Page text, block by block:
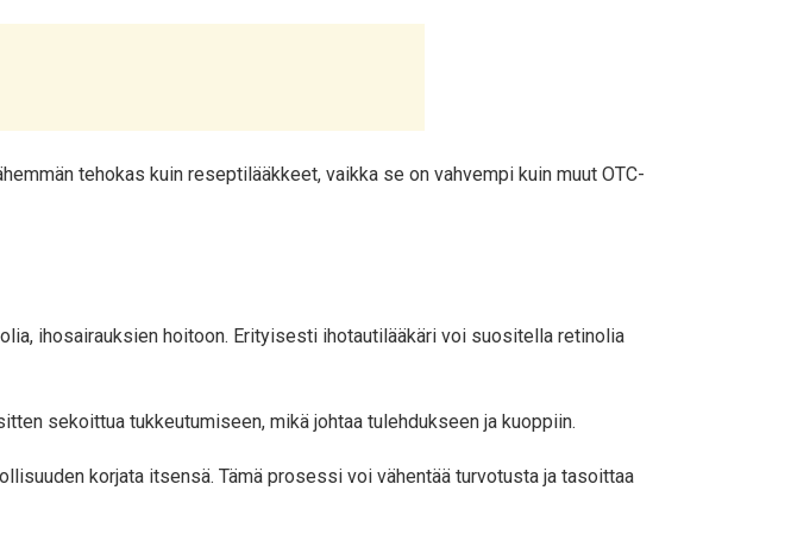
tehokas kuin reseptilääkkeet, vaikka se on vahvempi kuin muut OTC-
ihosairauksien hoitoon. Erityisesti ihotautilääkäri voi suositella retinolia
sekoittua tukkeutumiseen, mikä johtaa tulehdukseen ja kuoppiin.
korjata itsensä. Tämä prosessi voi vähentää turvotusta ja tasoittaa